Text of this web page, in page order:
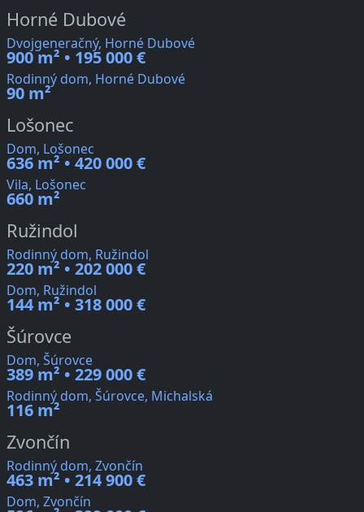
Horné Dubové
Dvojgeneračný, Horné Dubové
900 m² • 195 000 €
Rodinný dom, Horné Dubové
90 m²
Lošonec
Dom, Lošonec
636 m² • 420 000 €
Vila, Lošonec
660 m²
Ružindol
Rodinný dom, Ružindol
220 m² • 202 000 €
Dom, Ružindol
144 m² • 318 000 €
Šúrovce
Dom, Šúrovce
389 m² • 229 000 €
Rodinný dom, Šúrovce, Michalská
116 m²
Zvončín
Rodinný dom, Zvončín
463 m² • 214 900 €
Dom, Zvončín